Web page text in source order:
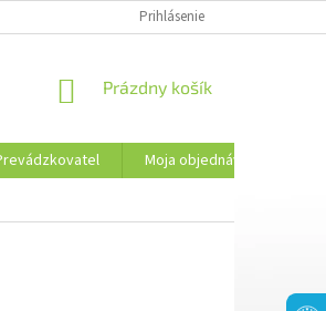
MOJA OBJEDNÁVKA
Prihlásenie
NÁKUPNÝ
Prázdny košík
Moja objednávka